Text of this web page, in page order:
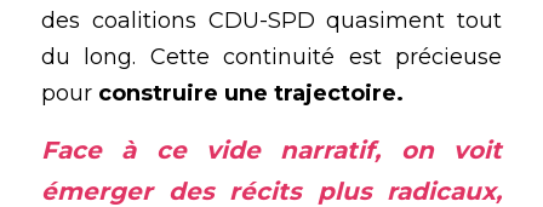
des coalitions CDU-SPD quasiment tout
du long. Cette continuité est précieuse
pour construire une trajectoire.
Face à ce vide narratif, on voit
émerger des récits plus radicaux,